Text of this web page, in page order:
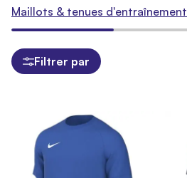
Maillots & tenues d'entraînement
Filtrer par